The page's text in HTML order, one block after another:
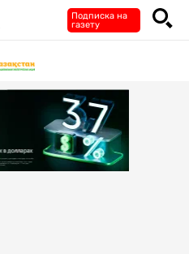
Подписка на
газету